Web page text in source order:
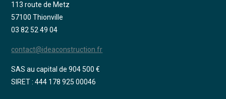
113 route de Metz
57100 Thionville
03 82 52 49 04
contact@ideaconstruction.fr
SAS au capital de 904 500 €
SIRET : 444 178 925 00046